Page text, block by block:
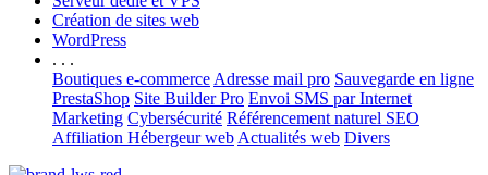
Création de sites web
WordPress
. . .
Boutiques e-commerce Adresse mail pro Sauvegarde en ligne
PrestaShop Site Builder Pro Envoi SMS par Internet
Marketing Cybersécurité Référencement naturel SEO
Affiliation Hébergeur web Actualités web Divers